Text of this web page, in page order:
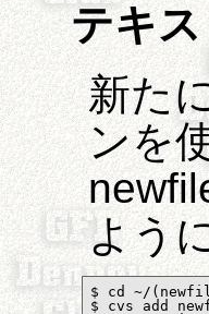
テキ
新た
ンを
よう
$ cd ~/(newfile
$ cvs add